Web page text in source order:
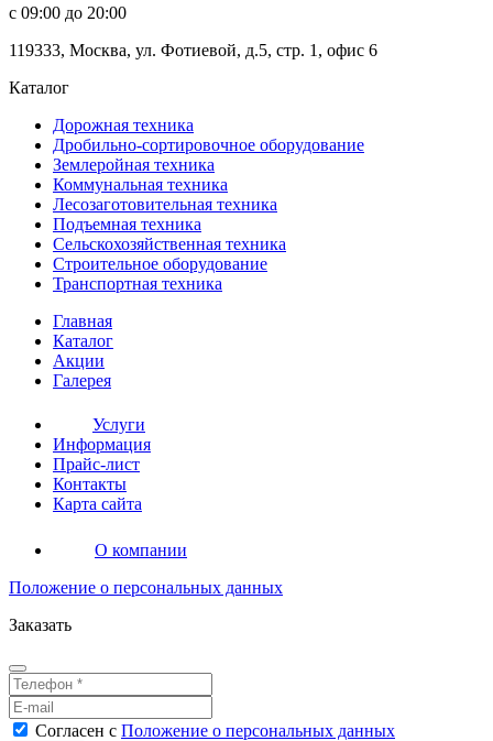
c 09:00 до 20:00
119333, Москва, ул. Фотиевой, д.5, стр. 1, офис 6
Каталог
Дорожная техника
Дробильно-сортировочное оборудование
Землеройная техника
Коммунальная техника
Лесозаготовительная техника
Подъемная техника
Сельскохозяйственная техника
Строительное оборудование
Транспортная техника
Главная
Каталог
Акции
Галерея
Услуги
Информация
Прайс-лист
Контакты
Карта сайта
О компании
Положение о персональных данных
Заказать
Согласен с Положение о персональных данных